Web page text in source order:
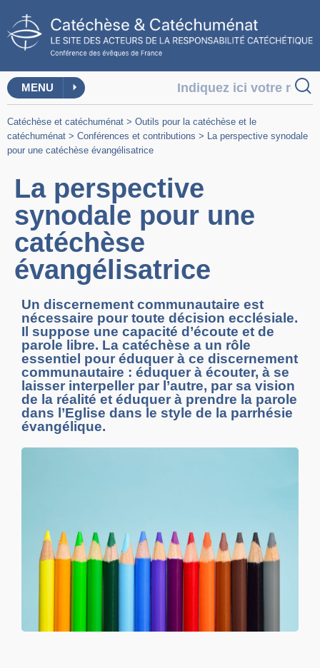
MENU
Catéchèse et catéchuménat > Outils pour la catéchèse et le
catéchuménat > Conférences et contributions > La perspective synodale
pour une catéchèse évangélisatrice
La perspective
synodale pour une
catéchèse
évangélisatrice
Un discernement communautaire est
nécessaire pour toute décision ecclésiale.
Il suppose une capacité d’écoute et de
parole libre. La catéchèse a un rôle
essentiel pour éduquer à ce discernement
communautaire : éduquer à écouter, à se
laisser interpeller par l’autre, par sa vision
de la réalité et éduquer à prendre la parole
dans l’Eglise dans le style de la parrhésie
évangélique.